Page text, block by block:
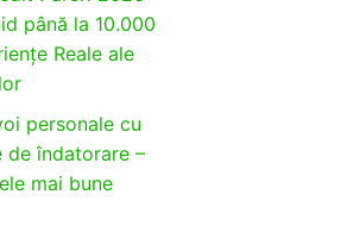
până la 10.000
Reale ale
personale cu
de îndatorare –
mai bune